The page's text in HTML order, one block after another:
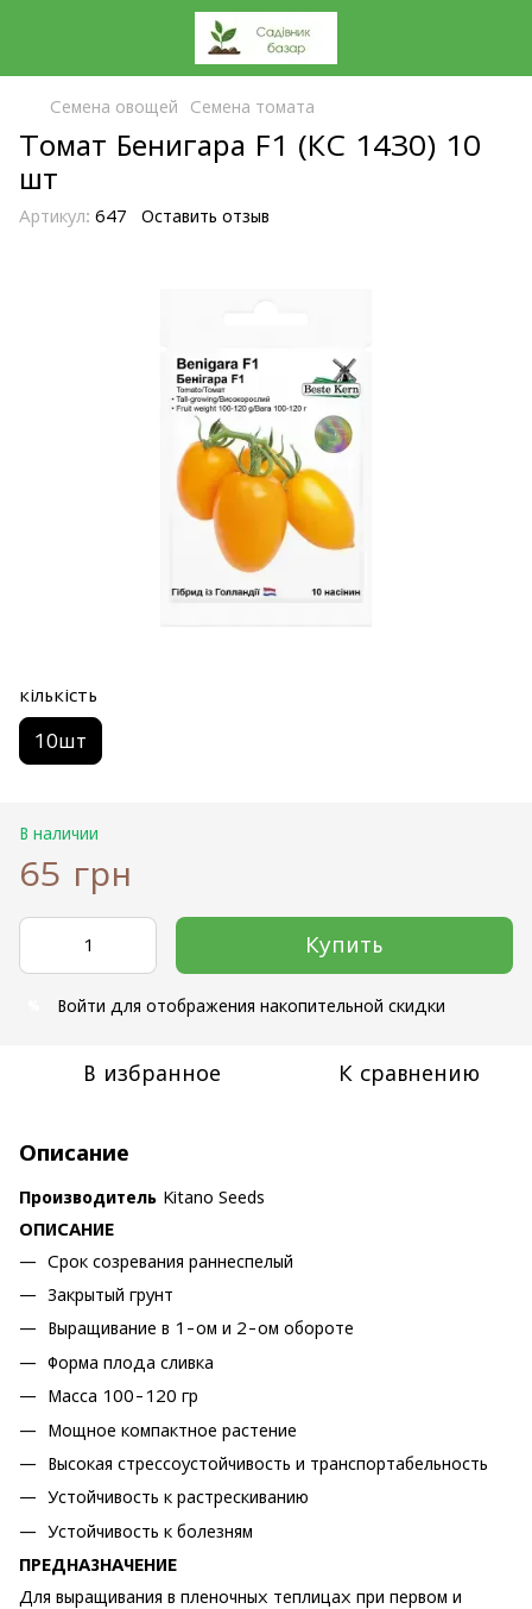
Семена овощей Семена томата
Томат Бенигара F1 (КС 1430) 10
шт
Артикул: 647 Оставить отзыв
кількість
10шт
В наличии
65 грн
Купить
Войти для отображения накопительной скидки
В избранное К сравнению
Описание
Производитель Kitano Seeds
ОПИСАНИЕ
Срок созревания раннеспелый
Закрытый грунт
Выращивание в 1-ом и 2-ом обороте
Форма плода сливка
Масса 100-120 гр
Мощное компактное растение
Высокая стрессоустойчивость и транспортабельность
Устойчивость к растрескиванию
Устойчивость к болезням
ПРЕДНАЗНАЧЕНИЕ
Для выращивания в пленочных теплицах при первом и